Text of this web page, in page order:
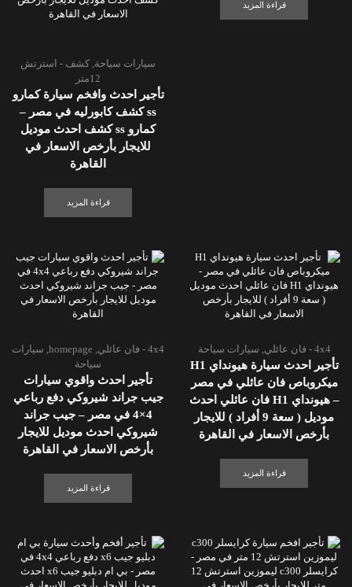
قراءة المزيد
سيارات سياحة, كشف - استرتش
12متر
تأجير احدث وافخم سيارة كمارو
ss كشف كابورليه في مصر –
كمارو ss كشف احدث موديل
للايجار بأرخص الاسعار في
القاهرة
قراءة المزيد
4x4 - فان عائلي سيارات سياحة
تأجير احدث سيارة هيونداي H1
ميكروباص فان عائلي في مصر
– هيونداي H1 فان عائلي احدث
موديل ( سعة 9 أفراد ) للايجار
بأرخص الاسعار في القاهرة
قراءة المزيد
4x4 - فان عائلي homepage سيارات
سياحة
تأجير احدث واقوي سيارات
جيب جراند شيروكي دفع رباعي
4×4 في مصر – جيب جراند
شيروكي احدث موديل للايجار
بأرخص الاسعار في القاهرة
قراءة المزيد